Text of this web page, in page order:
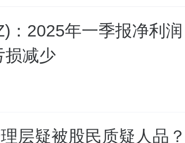
：2025年一季报净利润
损减少
层疑被股民质疑人品？